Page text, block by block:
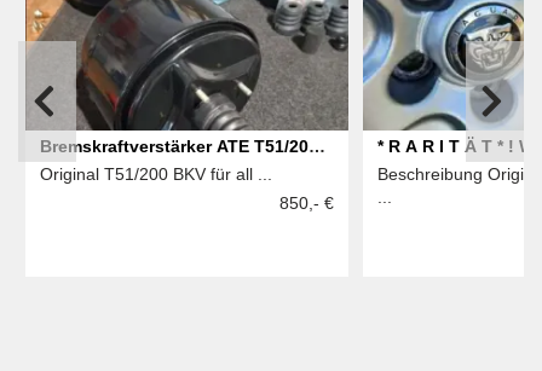
Bremskraftverstärker ATE T51/200
Mercedes W108 109 110 111 112
Original T51/200 BKV für all ...
850,- €
* R A R I T Ä T * !
ORIGINAL
Beschreibung
...